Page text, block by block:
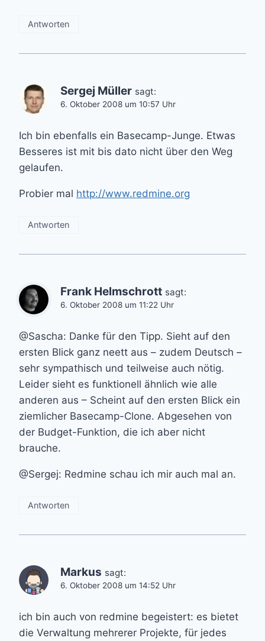
Antworten
Sergej Müller sagt:
6. Oktober 2008 um 10:57 Uhr
Ich bin ebenfalls ein Basecamp-Junge. Etwas
Besseres ist mit bis dato nicht über den Weg
gelaufen.
Probier mal http://www.redmine.org
Antworten
Frank Helmschrott sagt:
6. Oktober 2008 um 11:22 Uhr
@Sascha: Danke für den Tipp. Sieht auf den
ersten Blick ganz neett aus – zudem Deutsch –
sehr sympathisch und teilweise auch nötig.
Leider sieht es funktionell ähnlich wie alle
anderen aus – Scheint auf den ersten Blick ein
ziemlicher Basecamp-Clone. Abgesehen von
der Budget-Funktion, die ich aber nicht
brauche.
@Sergej: Redmine schau ich mir auch mal an.
Antworten
Markus sagt:
6. Oktober 2008 um 14:52 Uhr
ich bin auch von redmine begeistert: es bietet
die Verwaltung mehrerer Projekte, für jedes